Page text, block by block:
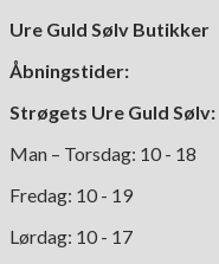
Ure Guld Sølv Butikker
Åbningstider:
Strøgets Ure Guld Sølv:
Man – Torsdag: 10 - 18
Fredag: 10 - 19
Lørdag: 10 - 17